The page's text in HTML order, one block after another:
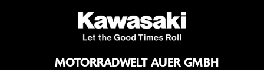
MOTORRADWELT AUER GMBH